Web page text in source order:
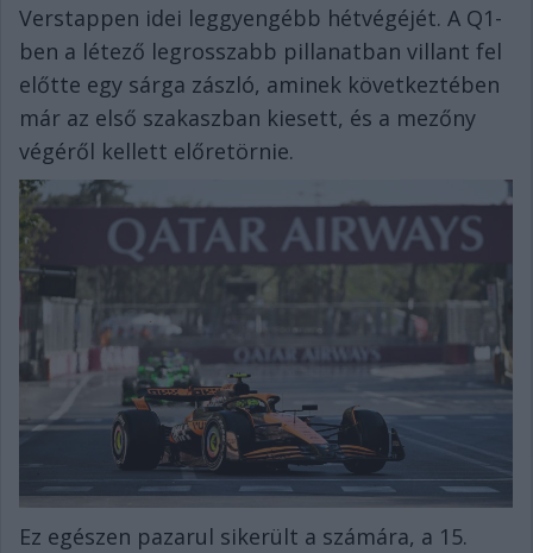
Verstappen idei leggyengébb hétvégéjét. A Q1-
ben a létező legrosszabb pillanatban villant fel
előtte egy sárga zászló, aminek következtében
már az első szakaszban kiesett, és a mezőny
végéről kellett előretörnie.
Ez egészen pazarul sikerült a számára, a 15.